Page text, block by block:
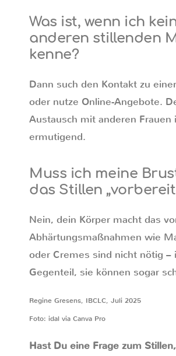
Was ist, wenn ich
anderen stillenden
kenne?
Dann such den Kontakt zu
oder nutze Online-Angebote.
Austausch mit anderen
ermutigend.
Muss ich meine
das Stillen
Nein, dein Körper macht das
Abhärtungsmaßnahmen wie
oder Cremes sind nicht nötig –
Gegenteil, sie können sogar
Regine Gresens, IBCLC, Juli 2025
Foto: idal via Canva Pro
Hast Du eine Frage zum